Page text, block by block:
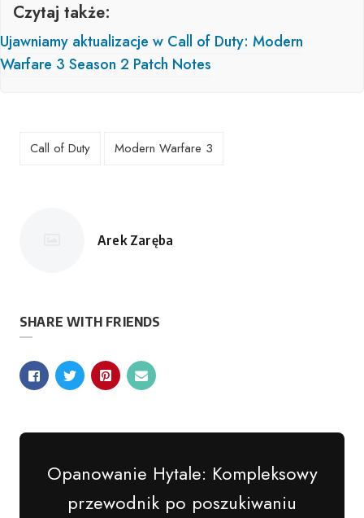
Czytaj także:
Ujawniamy aktualizacje w Call of Duty: Modern
Warfare 3 Season 2 Patch Notes
Call of Duty Modern Warfare 3
Opublikowane
Arek Zaręba
SHARE WITH FRIENDS
Opanowanie Hytale: Kompleksowy
przewodnik po poszukiwaniu